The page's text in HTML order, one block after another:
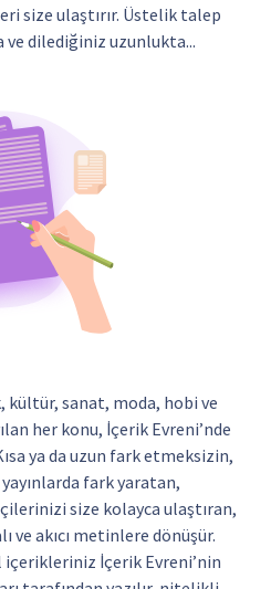
size ulaştırır. Üstelik talep
dilediğiniz uzunlukta...
kültür, sanat, moda, hobi ve
her konu, İçerik Evreni’nde
ya da uzun fark etmeksizin,
fark yaratan,
size kolayca ulaştıran,
ve akıcı metinlere dönüşür.
içerikleriniz İçerik Evreni’nin